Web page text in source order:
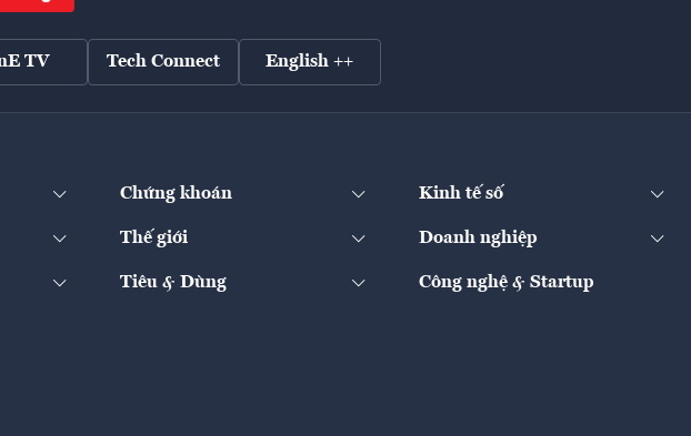
TV Tech Connect English ++
Chứng khoán Kinh tế số
Thế giới Doanh nghiệp
Tiêu & Dùng Công nghệ & Startup